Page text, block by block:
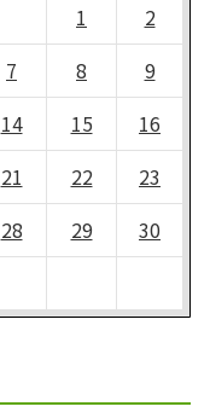
1
2
7 8
9
14 15
16
21 22
23
28 29
30